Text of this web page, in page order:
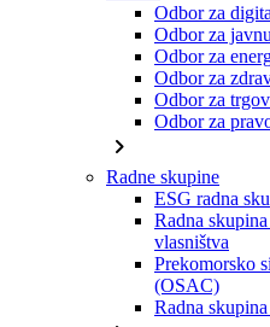
Odbor za
Odbor za
Odbor za
Odbor za
Odbor za
Odbor za
chevron_right
Radne skupine
ESG radna
Radna
vlasništva
Prekomorsko
(OSAC)
Radna